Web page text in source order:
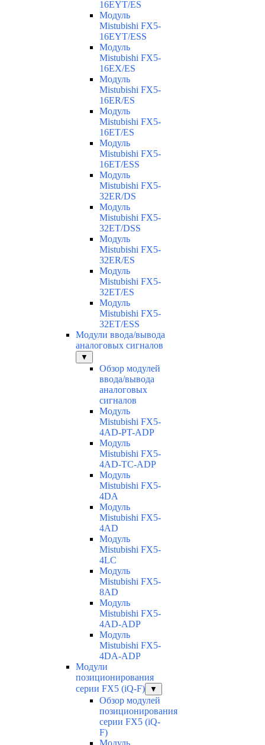
16EYT/ES
Модуль
Mistubishi FX5-
16EYT/ESS
Модуль
Mistubishi FX5-
16EX/ES
Модуль
Mistubishi FX5-
16ER/ES
Модуль
Mistubishi FX5-
16ET/ES
Модуль
Mistubishi FX5-
16ET/ESS
Модуль
Mistubishi FX5-
32ER/DS
Модуль
Mistubishi FX5-
32ET/DSS
Модуль
Mistubishi FX5-
32ER/ES
Модуль
Mistubishi FX5-
32ET/ES
Модуль
Mistubishi FX5-
32ET/ESS
Модули ввода/вывода
аналоговых сигналов
▼
Обзор модулей
ввода/вывода
аналоговых
сигналов
Модуль
Mistubishi FX5-
4AD-PT-ADP
Модуль
Mistubishi FX5-
4AD-TC-ADP
Модуль
Mistubishi FX5-
4DA
Модуль
Mistubishi FX5-
4AD
Модуль
Mistubishi FX5-
4LC
Модуль
Mistubishi FX5-
8AD
Модуль
Mistubishi FX5-
4AD-ADP
Модуль
Mistubishi FX5-
4DA-ADP
Модули
позиционирования
серии FX5 (iQ-F)
▼
Обзор модулей
позиционирования
серии FX5 (iQ-
F)